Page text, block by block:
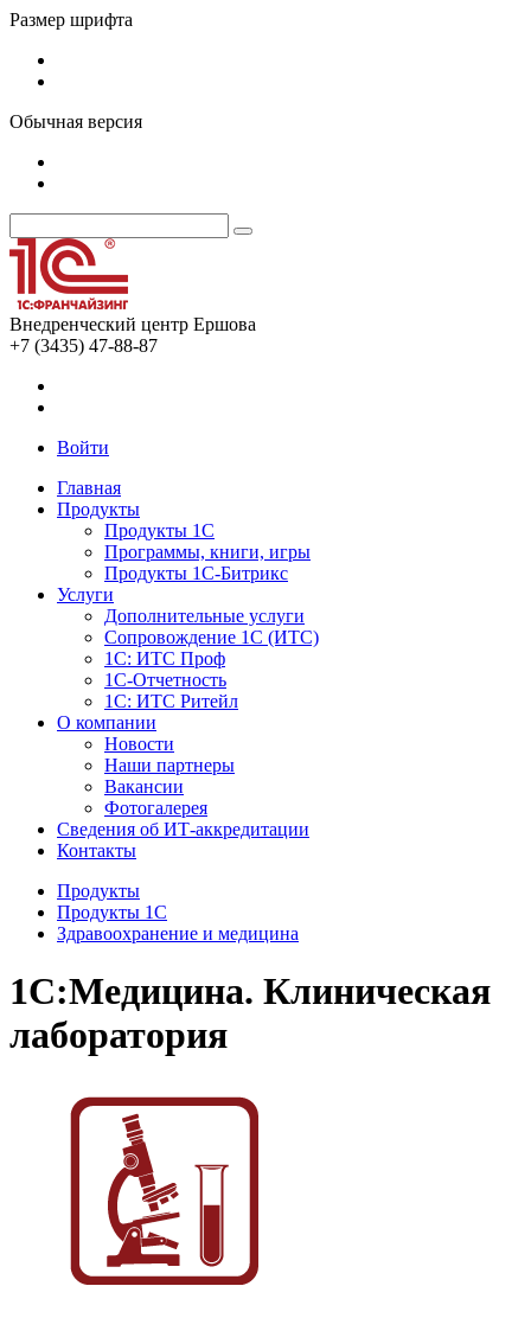
Размер шрифта
Обычная версия
Внедренческий центр Ершова
+7 (3435) 47-88-87
Войти
Главная
Продукты
Продукты 1С
Программы, книги, игры
Продукты 1С-Битрикс
Услуги
Дополнительные услуги
Сопровождение 1С (ИТС)
1С: ИТС Проф
1С-Отчетность
1С: ИТС Ритейл
О компании
Новости
Наши партнеры
Вакансии
Фотогалерея
Сведения об ИТ-аккредитации
Контакты
Продукты
Продукты 1С
Здравоохранение и медицина
1С:Медицина. Клиническая
лаборатория